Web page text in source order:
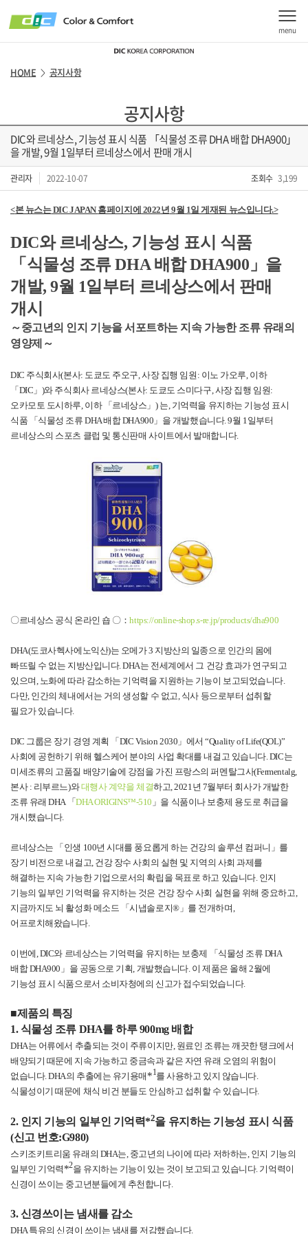
menu
HOME > 공지사항
공지사항
DIC와 르네상스, 기능성 표시 식품 「식물성 조류 DHA 배합 DHA900」
을 개발, 9월 1일부터 르네상스에서 판매 개시
관리자 2022-10-07 조회수 3,199
<본 뉴스는DIC JAPAN 홈페이지에 2022년 9월 1일 게재된 뉴스입니다.>
DIC와 르네상스, 기능성 표시 식품
「식물성 조류DHA 배합DHA900 」을
개발, 9월 1일부터 르네상스에서 판매
개시
～중고년의 인지 기능을 서포트하는 지속 가능한 조류 유래의
영양제～
DIC 주식회사(본사: 도쿄도 주오구,사장 집행 임원 : 이노 가오루, 이하
「 DIC 」 )와 주식회사 르네상스(본사: 도쿄도 스미다구,사장 집행 임원:
오카모토 도시하루, 이하 「르네상스」) 는, 기억력을 유지하는 기능성 표시
식품 「식물성 조류 DHA배합DHA900 」을 개발했습니다. 9월 1일부터
르네상스의 스포츠 클럽 및 통신판매 사이트에서 발매합니다.
〇르네상스 공식 온라인 숍 〇：https://online-shop.s-re.jp/products/dha900
DHA(도코사헥사에노익산)는 오메가3 지방산의 일종으로 인간의 몸에
빠뜨릴 수 없는 지방산입니다. DHA는 전세계에서 그 건강 효과가 연구되고
있으며, 노화에 따라 감소하는 기억력을 지원하는 기능이 보고되었습니다.
다만, 인간의 체내에서는 거의 생성할 수 없고, 식사 등으로부터 섭취할
필요가 있습니다.
DIC 그룹은 장기 경영 계획 「 DIC Vision 2030 」에서 “Quality of Life(QOL)”
사회에 공헌하기 위해 헬스케어 분야의 사업 확대를 내걸고 있습니다. DIC는
미세조류의 고품질 배양기술에 강점을 가진 프랑스의 퍼멘탈그사(Fermentalg,
본사: 리부르느)와대행사계약을 체결하고, 2021년 7월부터 회사가 개발한
조류 유래 DHA 「DHA ORIGINS™-510 」을 식품이나 보충제 용도로 취급을
개시했습니다.
르네상스는 「인생 100년 시대를 풍요롭게 하는 건강의 솔루션 컴퍼니」를
장기 비전으로 내걸고, 건강 장수 사회의 실현 및 지역의 사회 과제를
해결하는 지속 가능한 기업으로서의 확립을 목표로 하고 있습니다. 인지
기능의 일부인 기억력을 유지하는 것은 건강 장수 사회 실현을 위해 중요하고,
지금까지도 뇌 활성화 메소드 「시냅솔로지®」를 전개하며,
어프로치해왔습니다.
이번에, DIC와 르네상스는 기억력을 유지하는 보충제 「식물성 조류 DHA
배합DHA900 」을 공동으로 기획, 개발했습니다. 이 제품은 올해 2월에
기능성 표시 식품으로서 소비자청에의 신고가 접수되었습니다.
■제품의 특징
1. 식물성 조류DHA를 하루900mg 배합
DHA는 어류에서 추출되는 것이 주류이지만, 원료인 조류는 깨끗한 탱크에서
배양되기 때문에 지속 가능하고 중금속과 같은 자연 유래 오염의 위험이
없습니다. DHA의 추출에는 유기용매 *1를 사용하고 있지 않습니다.
식물성이기 때문에 채식 비건 분들도 안심하고 섭취할 수 있습니다.
2. 인지 기능의 일부인 기억력*2을 유지하는 기능성 표시 식품
(신고 번호:G980)
스키조키트리움 유래의 DHA는, 중고년의 나이에 따라 저하하는, 인지 기능의
일부인 기억력 *2을 유지하는 기능이 있는 것이 보고되고 있습니다. 기억력이
신경이 쓰이는 중고년분들에게 추천합니다.
3.신경쓰이는 냄새를 감소
DHA특유의 신경이 쓰이는 냄새를 저감했습니다.